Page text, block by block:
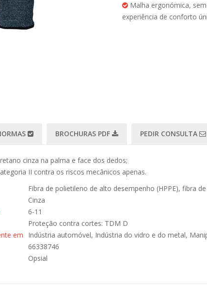
Malha ergonómica,
experiência de conforto
BROCHURAS PDF PEDIR CONSULTA
cinza na palma e face dos dedos;
II contra os riscos mecânicos apenas.
Fibra de polietileno de alto desempenho (HPPE), fibra
Cinza
6-11
Proteção contra cortes: TDM D
em
Indústria automóvel, Indústria do vidro e do metal,
66338746
Opsial